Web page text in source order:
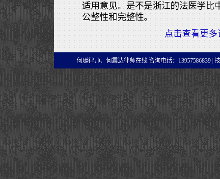
适用意见。是不是浙江的法医学比
公整性和完整性。
点击查看更多
何珽律师、何震达律师在线 咨询电话：13957586839 |